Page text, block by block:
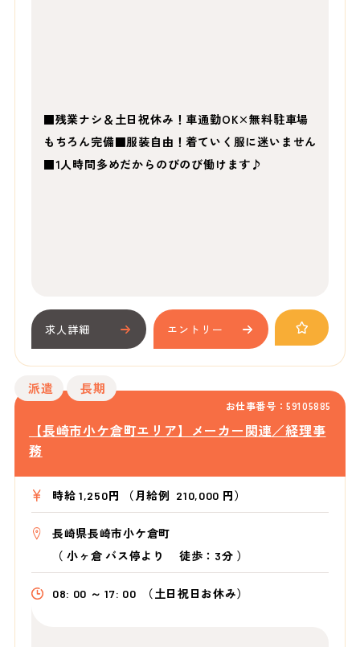
■残業ナシ＆土日祝休み！車通勤OK×無料駐車場
もちろん完備■服装自由！着ていく服に迷いません
■1人時間多めだからのびのび働けます♪
求人詳細 エントリー
お仕事番号：59105885
派遣 長期
【長崎市小ケ倉町エリア】メーカー関連／経理事
務
時給 1,250円 （月給例 210,000 円）
長崎県長崎市小ケ倉町
（小ヶ倉 バス停より徒歩：3分 ）
08: 00 ～ 17: 00 （土日祝日お休み）